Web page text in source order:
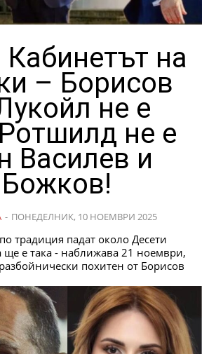
Кабинетът на
– Борисов
не е
не е
Василев и
- ПОНЕДЕЛНИК, 10 НОЕМВРИ 2025
традиция падат около Десети
похитен от Борисов